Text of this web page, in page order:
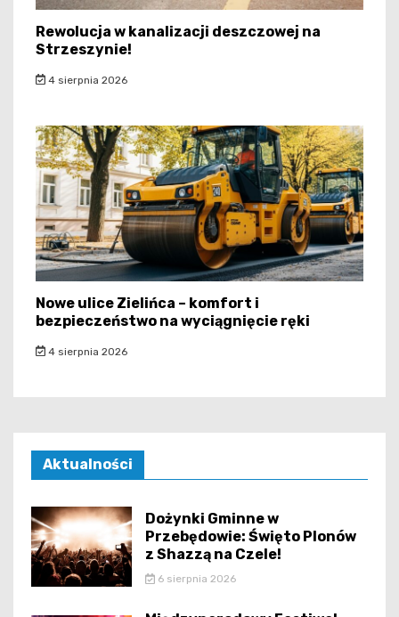
Rewolucja w kanalizacji deszczowej na
Strzeszynie!
4 sierpnia 2026
Nowe ulice Zielińca – komfort i
bezpieczeństwo na wyciągnięcie ręki
4 sierpnia 2026
Aktualności
Dożynki Gminne w
Przebędowie: Święto Plonów
z Shazzą na Czele!
6 sierpnia 2026